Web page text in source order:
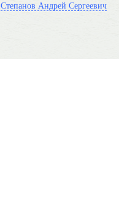
Степанов Андрей Сергеевич